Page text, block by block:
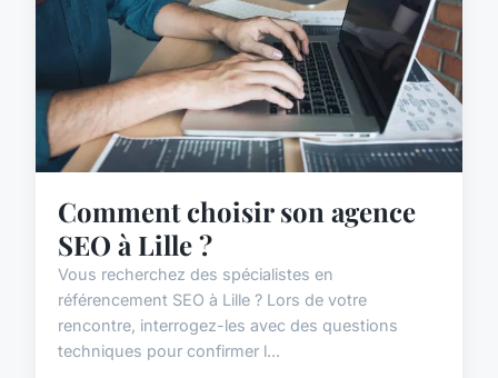
Comment choisir son agence
SEO à Lille ?
Vous recherchez des spécialistes en
référencement SEO à Lille ? Lors de votre
rencontre, interrogez-les avec des questions
techniques pour confirmer l...